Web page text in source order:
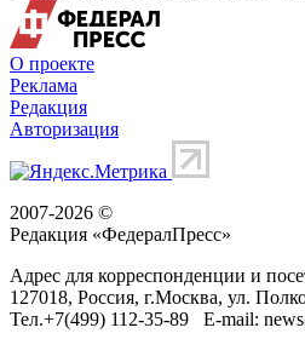
О проекте
Реклама
Редакция
Авторизация
2007-2026 ©
Редакция «ФедералПресс»
Адрес для корреспонденции и
127018, Россия, г.Москва, ул.
Тел.+7(499) 112-35-89 E-mail: